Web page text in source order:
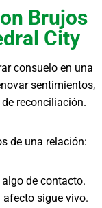
Brujos
City
consuelo en una
sentimientos,
reconciliación.
de una relación:
de contacto.
afecto sigue vivo.